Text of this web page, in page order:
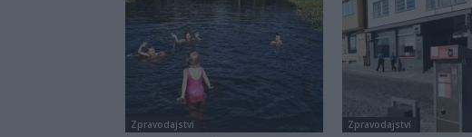
Zpravodajství Zpravodajství